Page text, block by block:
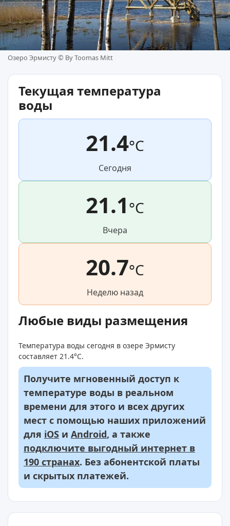
Озеро Эрмисту © By Toomas Mitt
Текущая температура
воды
21.4°C
Сегодня
21.1°C
Вчера
20.7°C
Неделю назад
Любые виды размещения
Температура воды сегодня в озере Эрмисту
составляет 21.4°C.
Получите мгновенный доступ к
температуре воды в реальном
времени для этого и всех других
мест с помощью наших приложений
для iOS и Android, а также
подключите выгодный интернет в
190 странах. Без абонентской платы
и скрытых платежей.